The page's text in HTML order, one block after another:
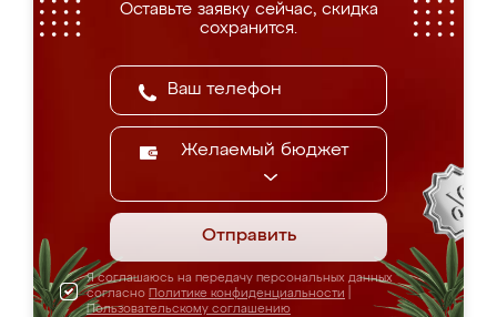
Оставьте заявку сейчас, скидка
сохранится.
Желаемый бюджет
Отправить
Я соглашаюсь на передачу персональных данных
согласно Политике конфиденциальности
Пользовательскому соглашению